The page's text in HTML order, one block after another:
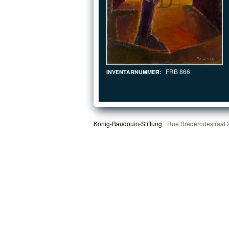
INVENTARNUMMER: FRB 866
König-Baudouin-Stiftung Rue Brederodestraat